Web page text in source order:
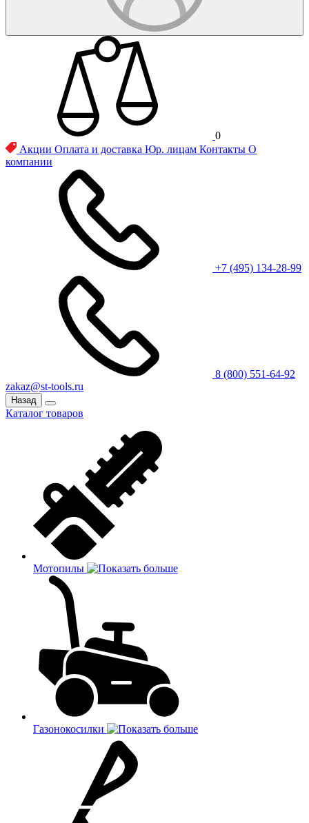
0
Акции Оплата и доставка Юр. лицам Контакты О
компании
+7 (495) 134-28-99
8 (800) 551-64-92
zakaz@st-tools.ru
Назад
Каталог товаров
Мотопилы
Газонокосилки